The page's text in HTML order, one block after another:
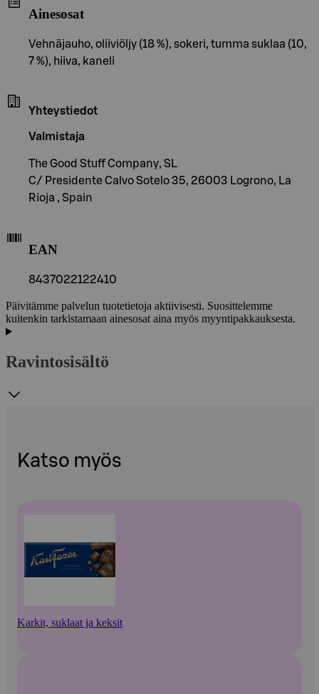
Ainesosat
Vehnäjauho, oliiviöljy (18 %), sokeri, tumma suklaa (10,
7 %), hiiva, kaneli
Yhteystiedot
Valmistaja
The Good Stuff Company, SL
C/ Presidente Calvo Sotelo 35, 26003 Logrono, La
Rioja , Spain
EAN
8437022122410
Päivitämme palvelun tuotetietoja aktiivisesti. Suosittelemme
kuitenkin tarkistamaan ainesosat aina myös myyntipakkauksesta.
Ravintosisältö
Katso myös
Karkit, suklaat ja keksit